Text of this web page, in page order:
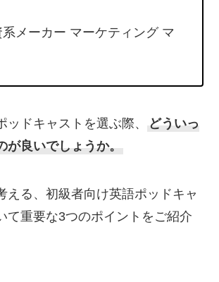
系メーカー マーケティング マ
ッドキャストを選ぶ際、
どういっ
が良いでしょうか。
える、初級者向け英語ポッドキャ
て重要な3つのポイントをご紹介